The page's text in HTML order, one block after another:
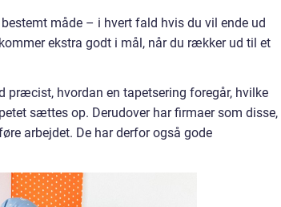
måde – i hvert fald hvis du vil ende ud
ekstra godt i mål, når du rækker ud til et
præcist, hvordan en tapetsering foregår, hvilke
sættes op. Derudover har firmaer som disse,
arbejdet. De har derfor også gode